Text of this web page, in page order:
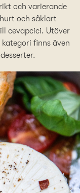
och varierande
och såklart
cevapcici. Utöver
finns även